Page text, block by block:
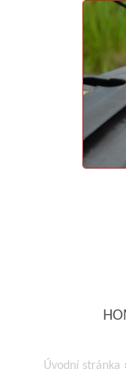
Úvodní stránka